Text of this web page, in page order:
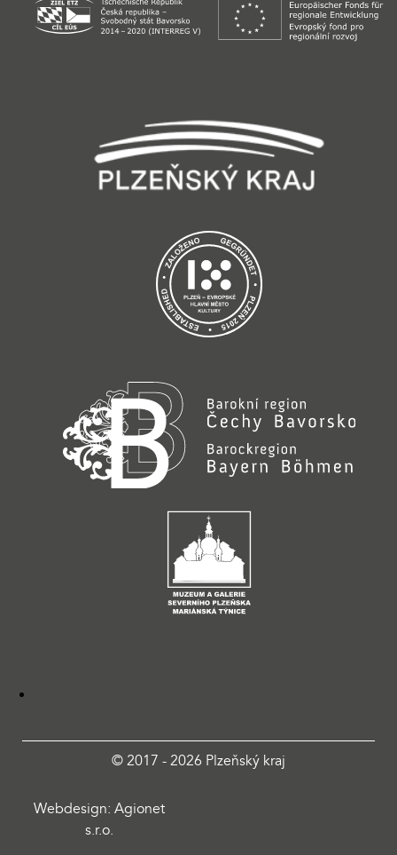
© 2017 - 2026 Plzeňský kraj
Webdesign: Agionet
s.r.o.